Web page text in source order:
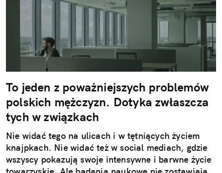
To jeden z poważniejszych problemów
polskich mężczyzn. Dotyka zwłaszcza
tych w związkach
Nie widać tego na ulicach i w tętniących życiem
knajpkach. Nie widać też w social mediach, gdzie
wszyscy pokazują swoje intensywne i barwne życie